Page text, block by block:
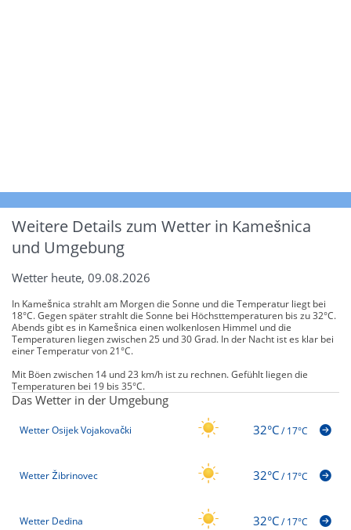
Weitere Details zum Wetter in Kamešnica
und Umgebung
Wetter heute, 09.08.2026
In Kamešnica strahlt am Morgen die Sonne und die Temperatur liegt bei
18°C. Gegen später strahlt die Sonne bei Höchsttemperaturen bis zu 32°C.
Abends gibt es in Kamešnica einen wolkenlosen Himmel und die
Temperaturen liegen zwischen 25 und 30 Grad. In der Nacht ist es klar bei
einer Temperatur von 21°C.
Mit Böen zwischen 14 und 23 km/h ist zu rechnen. Gefühlt liegen die
Temperaturen bei 19 bis 35°C.
Das Wetter in der Umgebung
Wetter Osijek Vojakovački 32°C/17°C
Wetter Žibrinovec 32°C/17°C
Wetter Dedina 32°C/17°C